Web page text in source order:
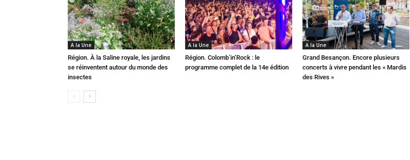
A la Une
Région. À la Saline royale, les jardins
se réinventent autour du monde des
insectes
A la Une
Région. Colomb’in’Rock : le
programme complet de la 14e édition
A la Une
Grand Besançon. Encore plusieurs
concerts à vivre pendant les « Mardis
des Rives »